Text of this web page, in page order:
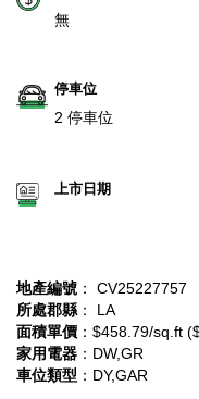
無
停車位
2 停車位
上市日期
地產編號 ： CV25227757
所處郡縣 ： LA
面積單價 ：$458.79/sq.ft
家用電器 ：DW,GR
車位類型 ：DY,GAR